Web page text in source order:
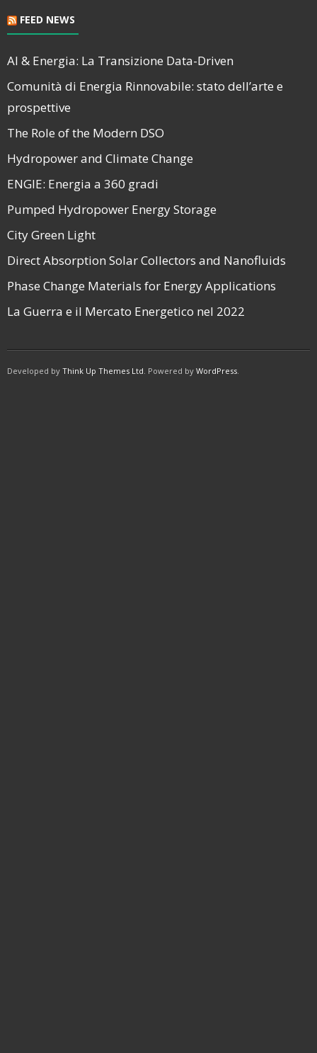
FEED NEWS
AI & Energia: La Transizione Data-Driven
Comunità di Energia Rinnovabile: stato dell’arte e
prospettive
The Role of the Modern DSO
Hydropower and Climate Change
ENGIE: Energia a 360 gradi
Pumped Hydropower Energy Storage
City Green Light
Direct Absorption Solar Collectors and Nanofluids
Phase Change Materials for Energy Applications
La Guerra e il Mercato Energetico nel 2022
Developed by Think Up Themes Ltd. Powered by WordPress.